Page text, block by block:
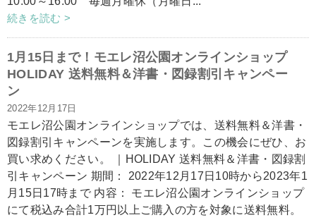
続きを読む >
1月15日まで！モエレ沼公園オンラインショップ
HOLIDAY 送料無料＆洋書・図録割引キャンペー
ン
2022年12月17日
モエレ沼公園オンラインショップでは、送料無料＆洋書・
図録割引キャンペーンを実施します。この機会にぜひ、お
買い求めください。 ｜HOLIDAY 送料無料＆洋書・図録割
引キャンペーン 期間： 2022年12月17日10時から2023年1
月15日17時まで 内容： モエレ沼公園オンラインショップ
にて税込み合計1万円以上ご購入の方を対象に送料無料。